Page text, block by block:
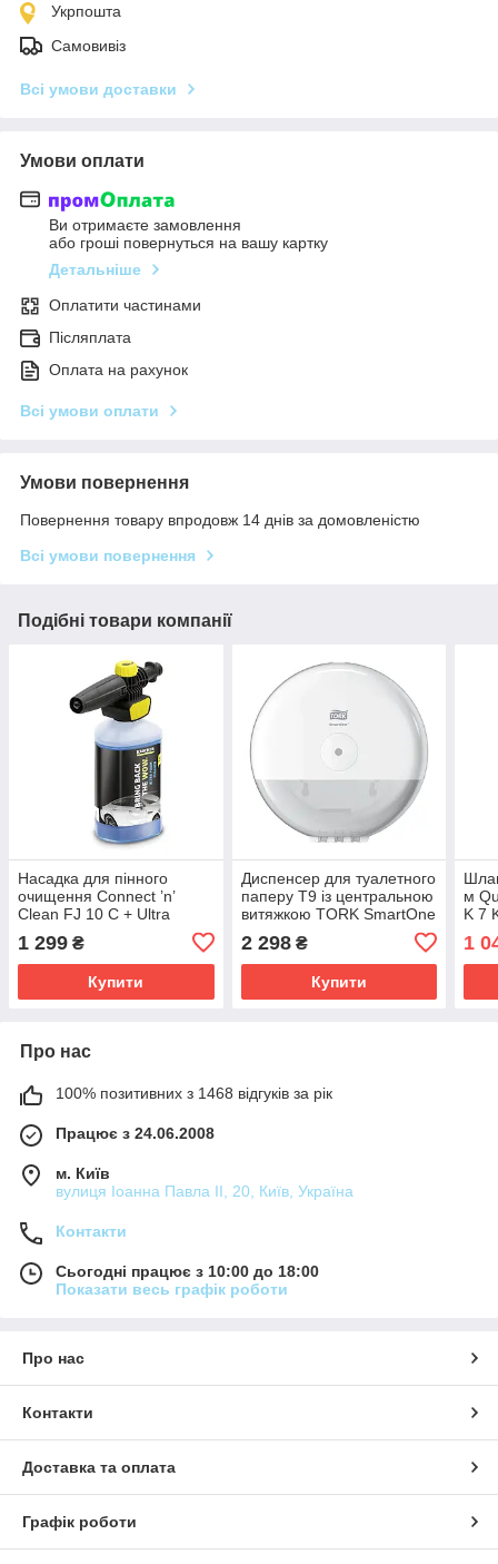
Укрпошта
Самовивіз
Всі умови доставки
Умови оплати
Ви отримаєте замовлення
або гроші повернуться на вашу картку
Детальніше
Оплатити частинами
Післяплата
Оплата на рахунок
Всі умови оплати
Умови повернення
Повернення товару впродовж 14 днів за домовленістю
Всі умови повернення
Подібні товари компанії
Насадка для пінного
очищення Connect ’n’
Clean FJ 10 C + Ultra
Karcher 2.643-143.0
1 299 ₴
Купити
Диспенсер для туалетного
паперу T9 із центральною
витяжкою TORK SmartOne
2 298₴
Купити
м
K 7
1
Про нас
100% позитивних з 1468 відгуків за рік
Працює з 24.06.2008
м. Київ
вулиця Іоанна Павла ІІ, 20, Київ, Україна
Контакти
Сьогодні працює з 10:00 до 18:00
Показати весь графік роботи
Про нас
Контакти
Доставка та оплата
Графік роботи